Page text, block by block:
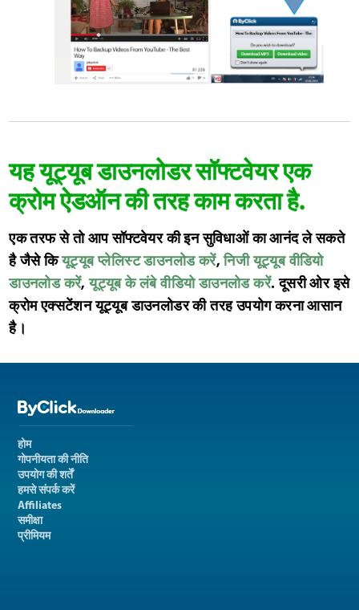
यह यूट्यूब डाउनलोडर सॉफ्टवेयर एक
क्रोम ऐडऑन की तरह काम करता है.
एक तरफ से तो आप सॉफ्टवेयर की इन सुविधाओं का आनंद ले सकते
है जैसे कियूट्यूब प्लेलिस्ट डाउनलोड करें,निजी यूट्यूब वीडियो
डाउनलोड करें,यूट्यूब के लंबे वीडियो डाउनलोड करें. दूसरी ओर इसे
क्रोम एक्सटेंशन यूट्यूब डाउनलोडर की तरह उपयोग करना आसान
है।
होम
गोपनीयता की नीति
उपयोग की शर्तें
हमसे संपर्क करें
Affiliates
समीक्षा
प्रीमियम